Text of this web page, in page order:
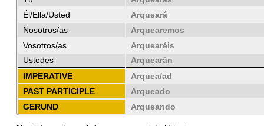
Él/Ella/Usted
Arqueará
Nosotros/as
Arquearemos
Vosotros/as
Arquearéis
Ustedes
Arquearán
IMPERATIVE
Arquea/ad
PAST PARTICIPLE
Arqueado
GERUND
Arqueando